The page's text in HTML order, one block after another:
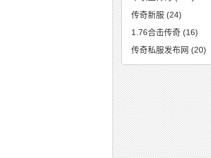
传奇新服 (24)
1.76合击传奇 (16)
传奇私服发布网 (20)